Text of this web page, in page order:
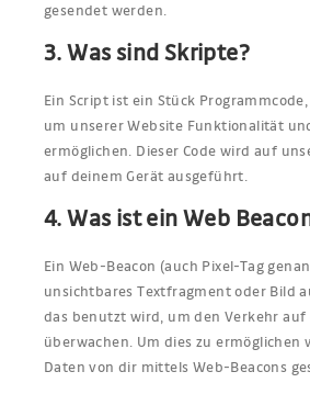
gesendet werden.
3. Was sind Skripte?
Ein Script ist ein Stück
um unserer Website Funktionalität
ermöglichen. Dieser Code wird auf
auf deinem Gerät ausgeführt.
4. Was ist ein Web
Ein Web-Beacon (auch Pixel-Tag
unsichtbares Textfragment oder Bild
das benutzt wird, um den Verkehr auf
überwachen. Um dies zu ermöglichen
Daten von dir mittels Web-Beacons